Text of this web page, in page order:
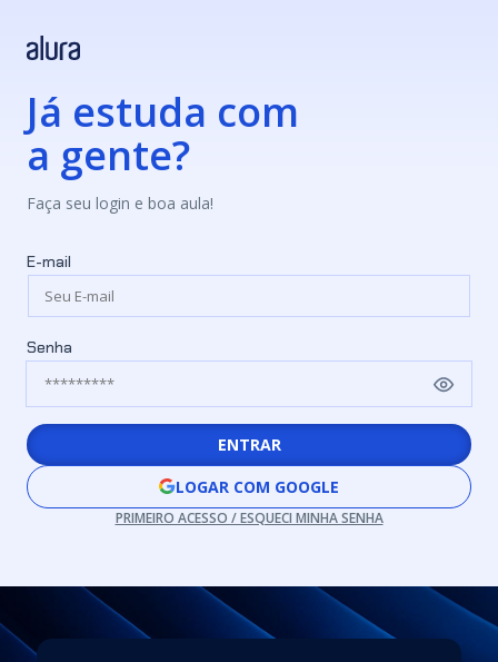
Já estuda com
a gente?
Faça seu login e boa aula!
E-mail
Senha
ENTRAR
LOGAR COM GOOGLE
PRIMEIRO ACESSO / ESQUECI MINHA SENHA